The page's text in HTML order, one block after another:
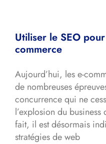
Utiliser le SEO
commerce
Aujourd’hui, les e-
de nombreuses
concurrence qui ne
l’explosion du
fait, il est désormais
stratégies de web